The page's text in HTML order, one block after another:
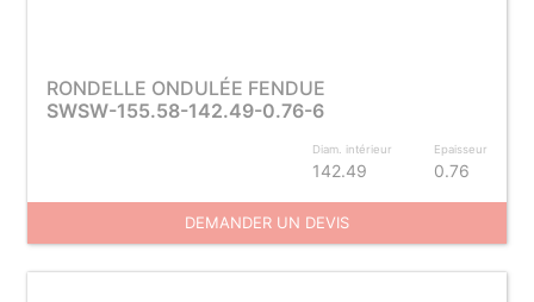
RONDELLE ONDULÉE FENDUE
SWSW-155.58-142.49-0.76-6
Diam. intérieur
142.49
Epaisseur
0.76
DEMANDER UN DEVIS